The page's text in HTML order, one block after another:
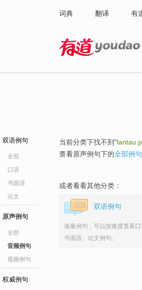
词典 翻译 有
双语例句
全部
口语
书面语
论文
原声例句
全部
音频例句
视频例句
权威例句
当前分类下找不到"lantau
查看原声例句下的全部例句
或者看看其他分类：
双语例句
海量例句，可以按难度查看口
书面语、论文例句。